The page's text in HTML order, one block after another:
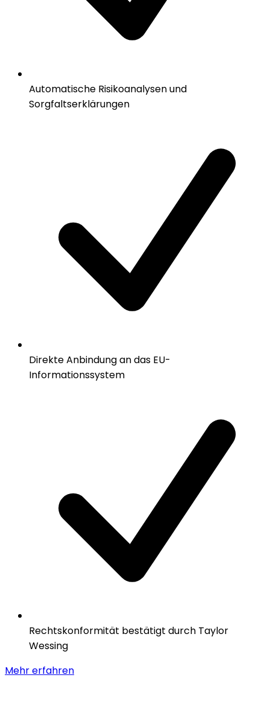
Automatische Risikoanalysen und
Sorgfaltserklärungen
Direkte Anbindung an das EU-
Informationssystem
Rechtskonformität bestätigt durch Taylor
Wessing
Mehr erfahren